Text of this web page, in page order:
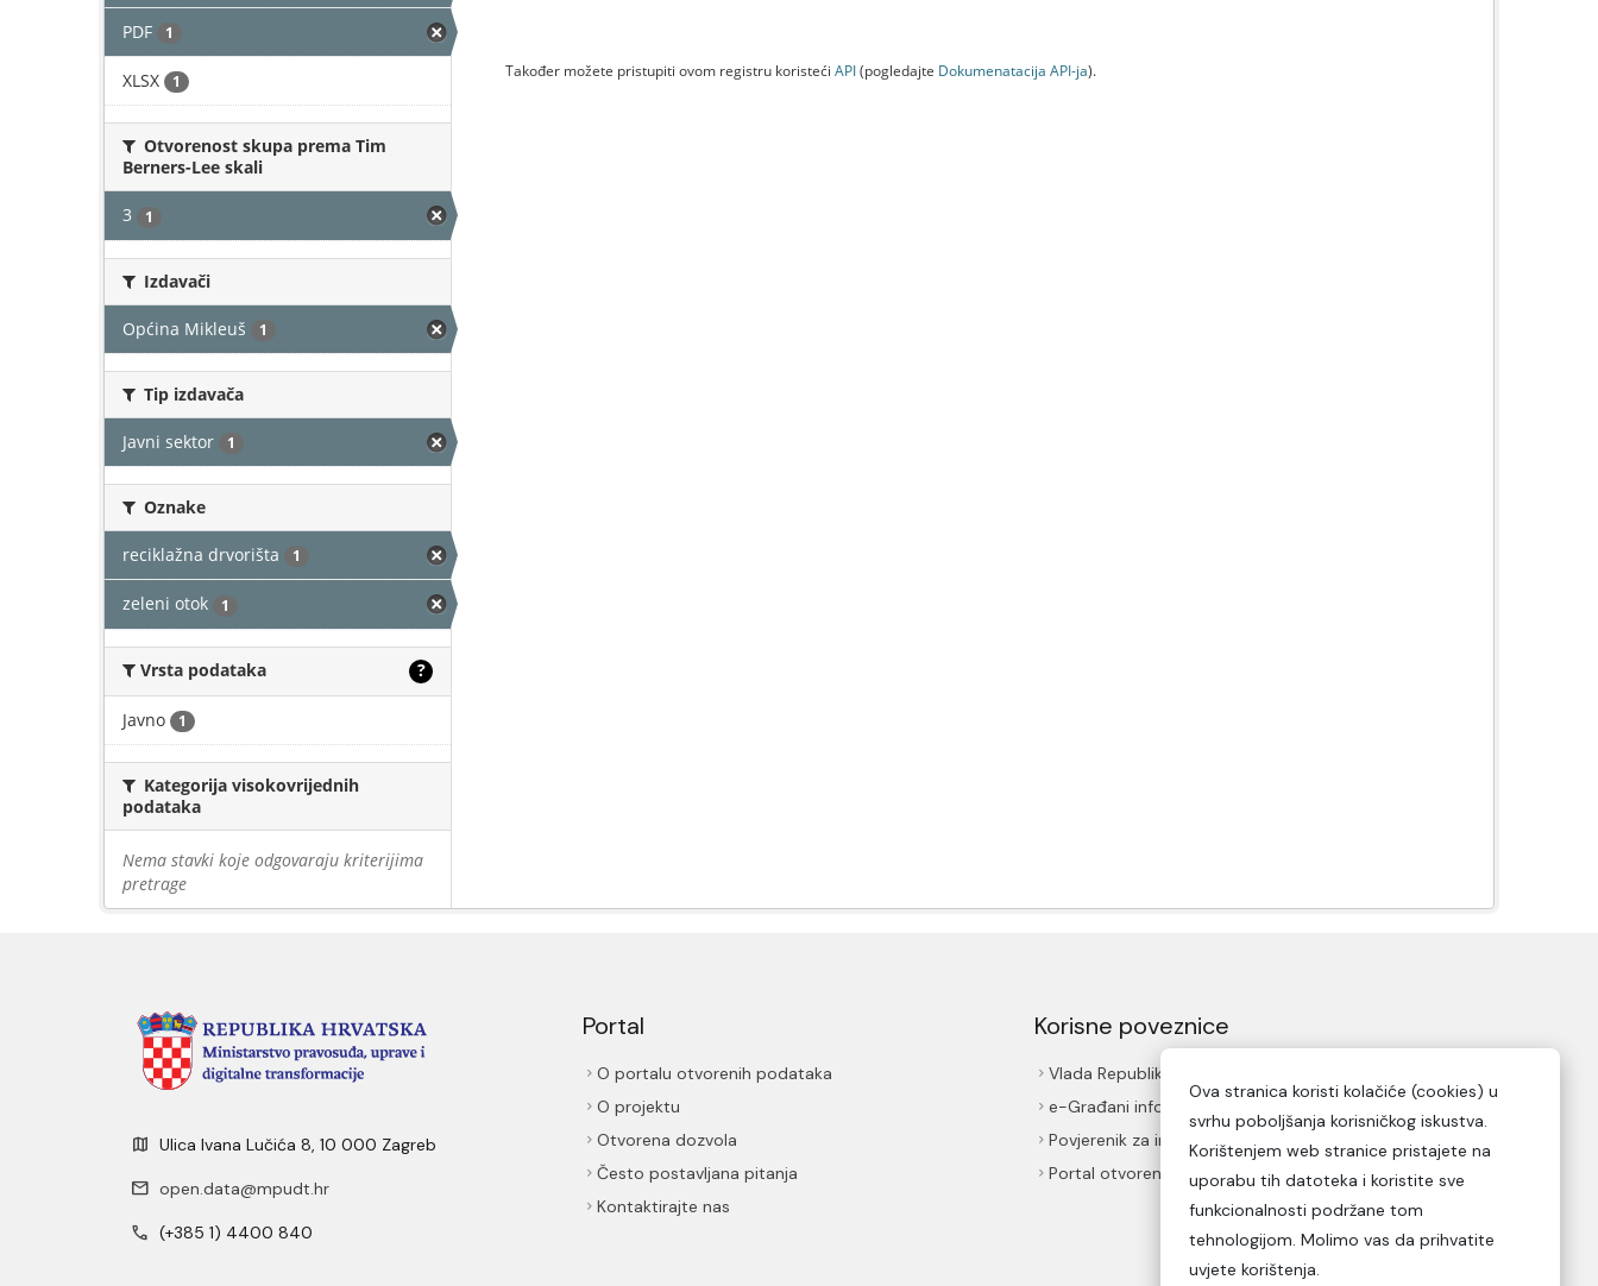
PDF 1
XLSX 1
Otvorenost skupa prema Tim
Berners-Lee skali
3 1
Izdavači
Općina Mikleuš 1
Tip izdavača
Javni sektor 1
Oznake
reciklažna drvorišta 1
zeleni otok 1
Vrsta podataka ?
Javno 1
Kategorija visokovrijednih
podataka
Nema stavki koje odgovaraju kriterijima
pretrage
Također možete pristupiti ovom registru koristeći API(pogledajte Dokumenаtаcijа API-jа).